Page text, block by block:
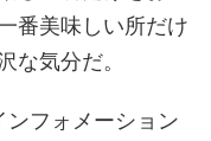
番美味しい所だけ
な気分だ。
ンフォメーション